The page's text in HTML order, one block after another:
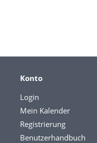
Konto
Login
Mein Kalender
Registrierung
Benutzerhandbuch